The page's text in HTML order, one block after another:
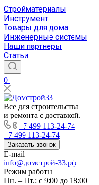
Стройматериалы
Инструмент
Товары для дома
Инженерные системы
Наши партнеры
Статьи
0
Все для строительства
и ремонта с доставкой.
+7 499 113-24-74
+7 499 113-24-74
Заказать звонок
E-mail
info@домстрой-33.рф
Режим работы
Пн. – Пт.: с 9:00 до 18:00